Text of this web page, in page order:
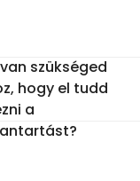
szükséged
hogy el tudd
a